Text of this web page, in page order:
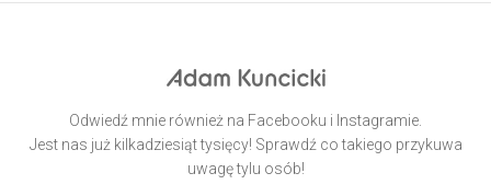
Odwiedź mnie również na Facebooku i Instagramie.
Jest nas już kilkadziesiąt tysięcy! Sprawdź co takiego przykuwa
uwagę tylu osób!